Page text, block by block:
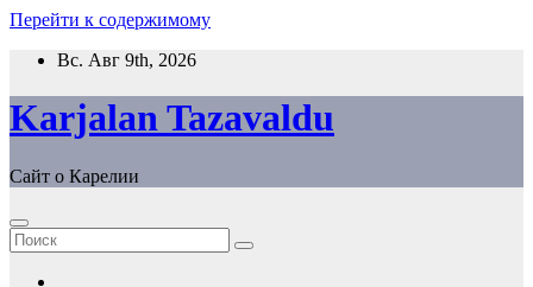
Перейти к содержимому
Вс. Авг 9th, 2026
Karjalan Tazavaldu
Сайт о Карелии